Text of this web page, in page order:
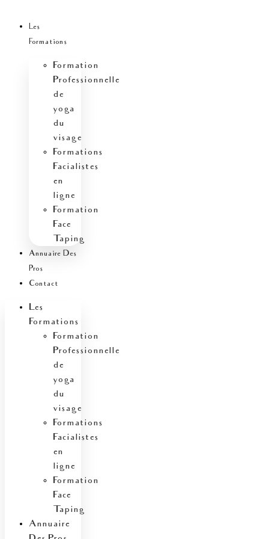
Les
Formations
Formation
Professionnelle
de
yoga
du
visage
Formations
Facialistes
en
ligne
Formation
Face
Taping
Annuaire Des
Pros
Contact
Les
Formations
Formation
Professionnelle
de
yoga
du
visage
Formations
Facialistes
en
ligne
Formation
Face
Taping
Annuaire